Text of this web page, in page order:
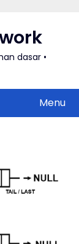
dasar •
Menu